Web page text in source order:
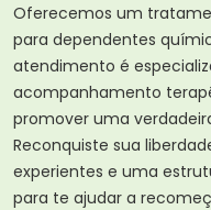
Oferecemos um
para dependentes
atendimento é
acompanhamento
promover uma
Reconquiste sua
experientes e uma
para te ajudar a